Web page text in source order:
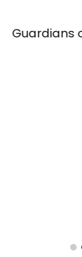
Guardians